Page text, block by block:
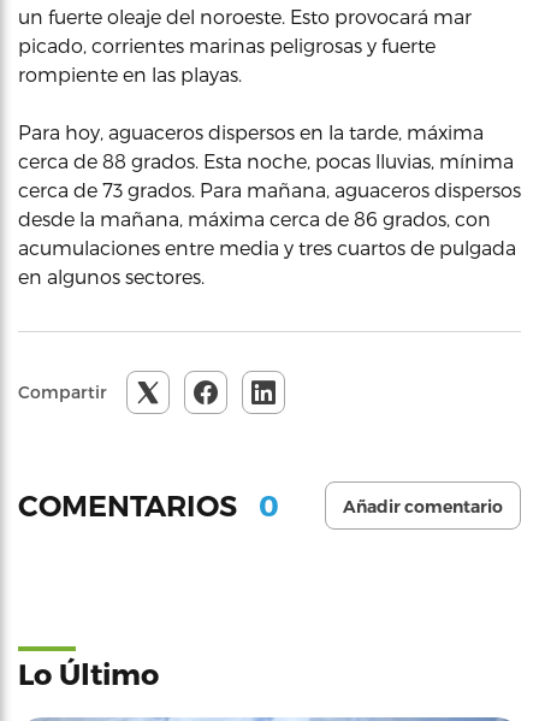
un fuerte oleaje del noroeste. Esto provocará mar
picado, corrientes marinas peligrosas y fuerte
rompiente en las playas.
Para hoy, aguaceros dispersos en la tarde, máxima
cerca de 88 grados. Esta noche, pocas lluvias, mínima
cerca de 73 grados. Para mañana, aguaceros dispersos
desde la mañana, máxima cerca de 86 grados, con
acumulaciones entre media y tres cuartos de pulgada
en algunos sectores.
Compartir
COMENTARIOS 0 Añadir comentario
Lo Último